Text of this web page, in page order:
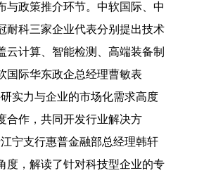
与政策推介环节。中软国际、中
耐科三家企业代表分别提出技术
云计算、智能检测、高端装备制
国际华东政企总经理曹敏表
实力与企业的市场化需求高度
合作，共同开发行业解决方
宁支行惠普金融部总经理韩轩
度，解读了针对科技型企业的专